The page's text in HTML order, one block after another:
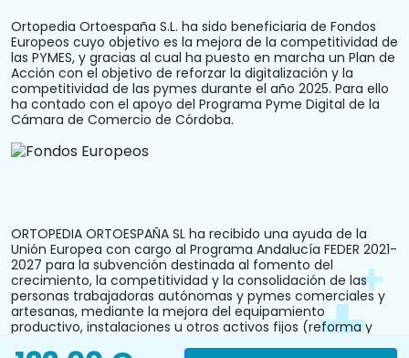
Ortopedia Ortoespaña S.L. ha sido beneficiaria de Fondos
Europeos cuyo objetivo es la mejora de la competitividad de
las PYMES, y gracias al cual ha puesto en marcha un Plan de
Acción con el objetivo de reforzar la digitalización y la
competitividad de las pymes durante el año 2025. Para ello
ha contado con el apoyo del Programa Pyme Digital de la
Cámara de Comercio de Córdoba.
ORTOPEDIA ORTOESPAÑA SL ha recibido una ayuda de la
Unión Europea con cargo al Programa Andalucía FEDER 2021-
2027 para la subvención destinada al fomento del
crecimiento, la competitividad y la consolidación de las
personas trabajadoras autónomas y pymes comerciales y
artesanas, mediante la mejora del equipamiento
productivo, instalaciones u otros activos fijos (reforma y